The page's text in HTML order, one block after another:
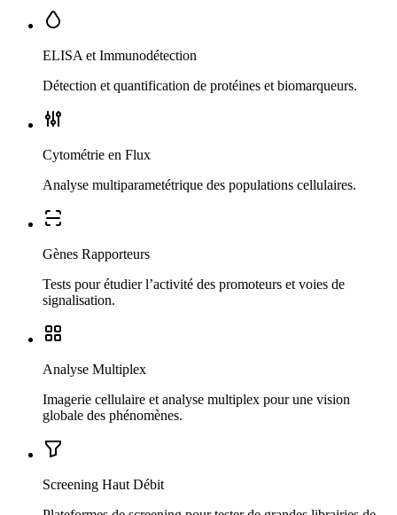
ELISA et Immunodétection
Détection et quantification de protéines et biomarqueurs.
Cytométrie en Flux
Analyse multiparametétrique des populations cellulaires.
Gènes Rapporteurs
Tests pour étudier l’activité des promoteurs et voies de
signalisation.
Analyse Multiplex
Imagerie cellulaire et analyse multiplex pour une vision
globale des phénomènes.
Screening Haut Débit